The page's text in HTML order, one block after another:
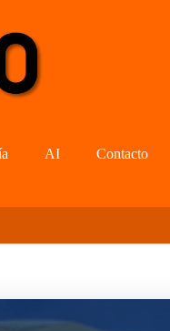
AI Contacto